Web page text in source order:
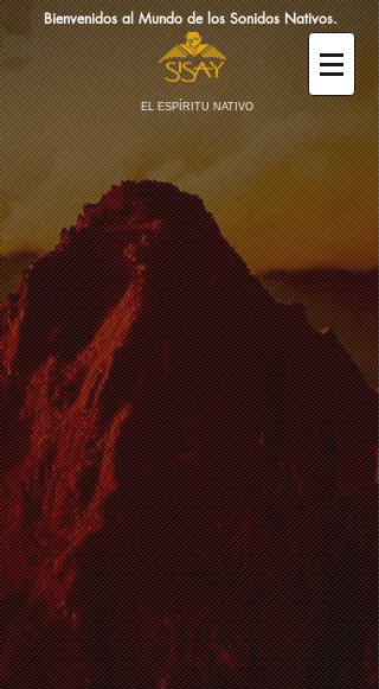
Bienvenidos al Mundo de los Sonidos Nativos.
EL ESPÍRITU NATIVO